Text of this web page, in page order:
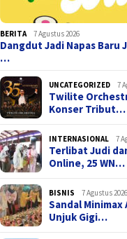
BERITA 7 Agustus 2026
Dangdut Jadi Napas Baru
…
UNCATEGORIZED 7
Twilite
Konser Tribut…
INTERNASIONAL 7
Terlibat Judi
Online, 25 WN…
BISNIS 7 Agustus 2026
Sandal Minimax
Unjuk Gigi…